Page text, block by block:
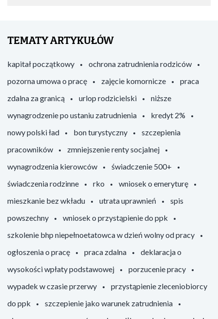
TEMATY ARTYKUŁÓW
kapitał początkowy
ochrona zatrudnienia rodziców
pozorna umowa o pracę
zajęcie komornicze
praca
zdalna za granicą
urlop rodzicielski
niższe
wynagrodzenie po ustaniu zatrudnienia
kredyt 2%
nowy polski ład
bon turystyczny
szczepienia
pracowników
zmniejszenie renty socjalnej
wynagrodzenia kierowców
świadczenie 500+
świadczenia rodzinne
rko
wniosek o emeryturę
mieszkanie bez wkładu
utrata uprawnień
spis
powszechny
wniosek o przystąpienie do ppk
szkolenie bhp niepełnoetatowca w dzień wolny od pracy
ogłoszenia o pracę
praca zdalna
deklaracja o
wysokości wpłaty podstawowej
porzucenie pracy
wypadek w czasie przerwy
przystąpienie zleceniobiorcy
do ppk
szczepienie jako warunek zatrudnienia